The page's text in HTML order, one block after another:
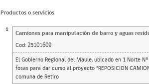
Productos o servicios
1 Camiones para manipulación de barro y aguas
Cod: 25101609
El Gobierno Regional del Maule, ubicado en 1 Norte
fosas para dar curso al proyecto “REPOSICION
comuna de Retiro